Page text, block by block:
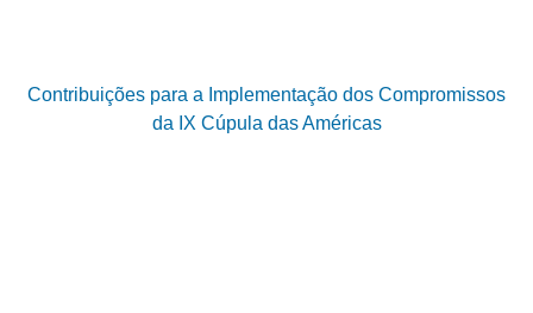
Contribuições para a Implementação dos Compromissos
da IX Cúpula das Américas